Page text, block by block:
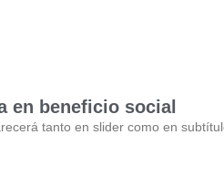
en beneficio social
tanto en slider como en